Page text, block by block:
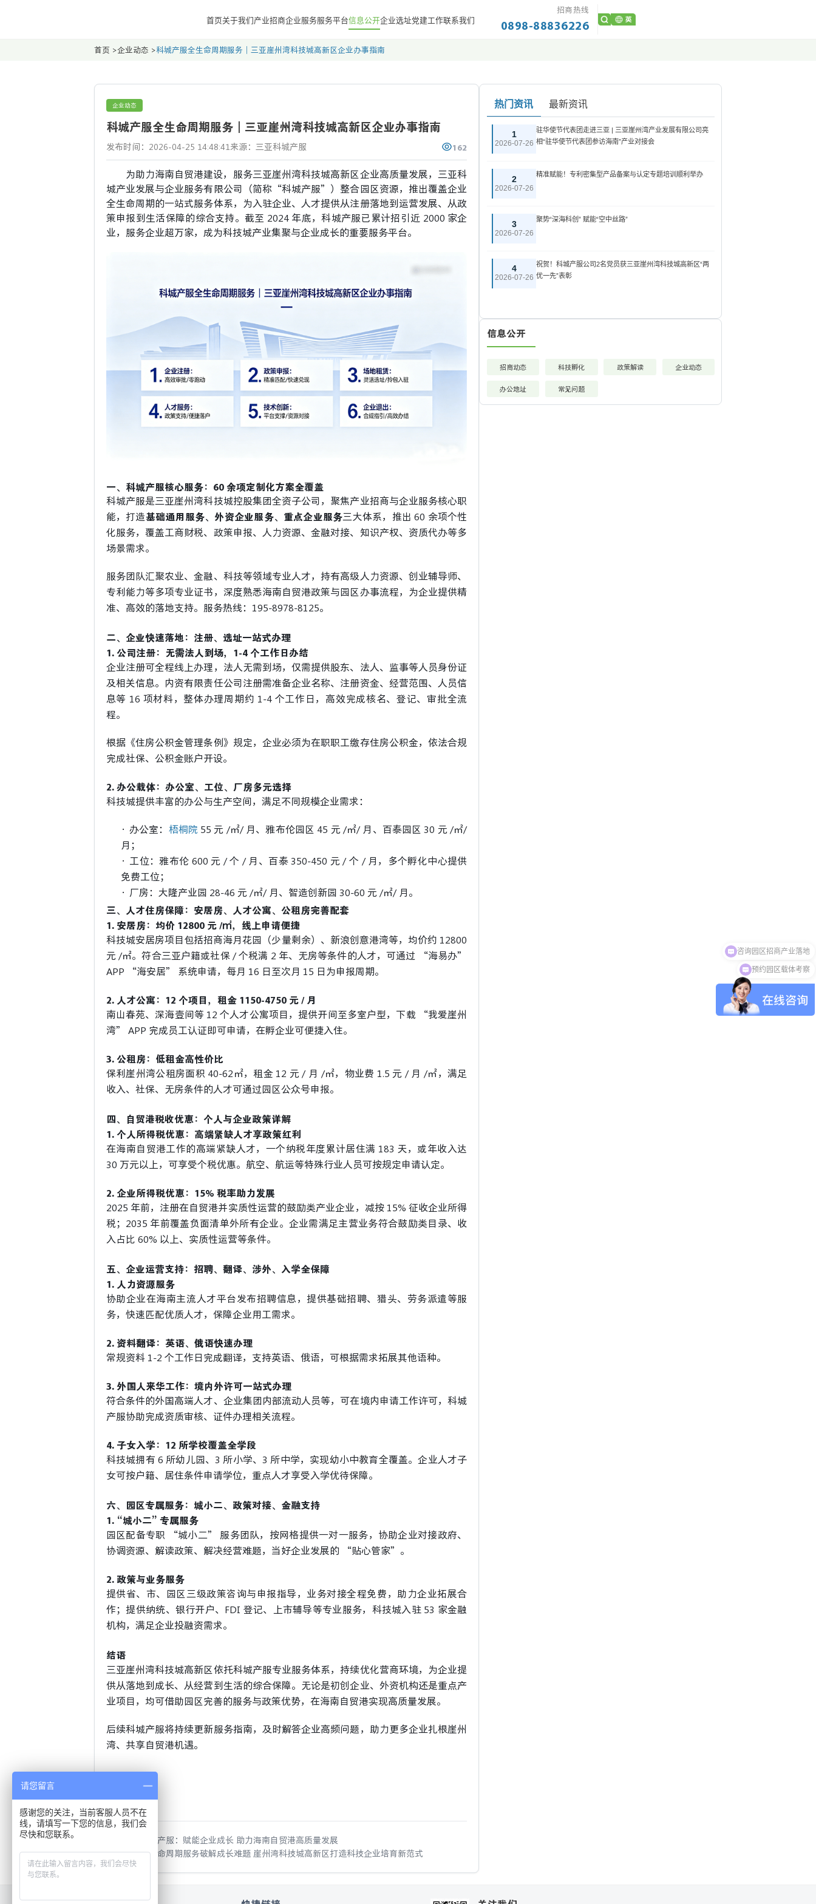
首页关于我们产业招商企业服务服务平台信息公开企业选址党建工作联系我们
招商热线
0898-88836226
首页 >企业动态 >科城产服全生命周期服务｜三亚崖州湾科技城高新区企业办事指南
企业动态
科城产服全生命周期服务｜三亚崖州湾科技城高新区企业办事指南
发布时间：2026-04-25 14:48:41 来源：三亚科城产服 162
为助力海南自贸港建设，服务三亚崖州湾科技城高新区企业高质量发展，三亚科
城产业发展与企业服务有限公司（简称“科城产服”）整合园区资源，推出覆盖企业
全生命周期的一站式服务体系，为入驻企业、人才提供从注册落地到运营发展、从政
策申报到生活保障的综合支持。截至 2024 年底，科城产服已累计招引近 2000 家企
业，服务企业超万家，成为科技城产业集聚与企业成长的重要服务平台。
一、科城产服核心服务：60 余项定制化方案全覆盖
科城产服是三亚崖州湾科技城控股集团全资子公司，聚焦产业招商与企业服务核心职
能，打造基础通用服务、外资企业服务、重点企业服务三大体系，推出 60 余项个性
化服务，覆盖工商财税、政策申报、人力资源、金融对接、知识产权、资质代办等多
场景需求。
服务团队汇聚农业、金融、科技等领域专业人才，持有高级人力资源、创业辅导师、
专利能力等多项专业证书，深度熟悉海南自贸港政策与园区办事流程，为企业提供精
准、高效的落地支持。服务热线：195-8978-8125。
二、企业快速落地：注册、选址一站式办理
1. 公司注册：无需法人到场，1-4 个工作日办结
企业注册可全程线上办理，法人无需到场，仅需提供股东、法人、监事等人员身份证
及相关信息。内资有限责任公司注册需准备企业名称、注册资金、经营范围、人员信
息等 16 项材料，整体办理周期约 1-4 个工作日，高效完成核名、登记、审批全流
程。
根据《住房公积金管理条例》规定，企业必须为在职职工缴存住房公积金，依法合规
完成社保、公积金账户开设。
2. 办公载体：办公室、工位、厂房多元选择
科技城提供丰富的办公与生产空间，满足不同规模企业需求：
· 办公室： 梧桐院 55 元 /㎡/ 月、雅布伦园区 45 元 /㎡/ 月、百泰园区 30 元 /㎡/
月；
·
工位：雅布伦 600 元 / 个 / 月、百泰 350-450 元 / 个 / 月，多个孵化中心提供
免费工位；
·
厂房：大隆产业园 28-46 元 /㎡/ 月、智造创新园 30-60 元 /㎡/ 月。
三、人才住房保障：安居房、人才公寓、公租房完善配套
1. 安居房：均价 12800 元 /㎡，线上申请便捷
科技城安居房项目包括招商海月花园（少量剩余）、新浪创意港湾等，均价约 12800
元 /㎡。符合三亚户籍或社保 / 个税满 2 年、无房等条件的人才，可通过 “海易办”
APP “海安居” 系统申请，每月 16 日至次月 15 日为申报周期。
2. 人才公寓：12 个项目，租金 1150-4750 元 / 月
南山春苑、深海壹间等 12 个人才公寓项目，提供开间至多室户型，下载 “我爱崖州
湾” APP 完成员工认证即可申请，在孵企业可便捷入住。
3. 公租房：低租金高性价比
保利崖州湾公租房面积 40-62㎡，租金 12 元 / 月 /㎡，物业费 1.5 元 / 月 /㎡，满足
收入、社保、无房条件的人才可通过园区公众号申报。
四、自贸港税收优惠：个人与企业政策详解
1. 个人所得税优惠：高端紧缺人才享政策红利
在海南自贸港工作的高端紧缺人才，一个纳税年度累计居住满 183 天，或年收入达
30 万元以上，可享受个税优惠。航空、航运等特殊行业人员可按规定申请认定。
2. 企业所得税优惠：15% 税率助力发展
2025 年前，注册在自贸港并实质性运营的鼓励类产业企业，减按 15% 征收企业所得
税；2035 年前覆盖负面清单外所有企业。企业需满足主营业务符合鼓励类目录、收
入占比 60% 以上、实质性运营等条件。
五、企业运营支持：招聘、翻译、涉外、入学全保障
1. 人力资源服务
协助企业在海南主流人才平台发布招聘信息，提供基础招聘、猎头、劳务派遣等服
务，快速匹配优质人才，保障企业用工需求。
2. 资料翻译：英语、俄语快速办理
常规资料 1-2 个工作日完成翻译，支持英语、俄语，可根据需求拓展其他语种。
3. 外国人来华工作：境内外许可一站式办理
符合条件的外国高端人才、企业集团内部流动人员等，可在境内申请工作许可，科城
产服协助完成资质审核、证件办理相关流程。
4. 子女入学：12 所学校覆盖全学段
科技城拥有 6 所幼儿园、3 所小学、3 所中学，实现幼小中教育全覆盖。企业人才子
女可按户籍、居住条件申请学位，重点人才享受入学优待保障。
六、园区专属服务：城小二、政策对接、金融支持
1. “城小二” 专属服务
园区配备专职 “城小二” 服务团队，按网格提供一对一服务，协助企业对接政府、
协调资源、解读政策、解决经营难题，当好企业发展的 “贴心管家”。
2. 政策与业务服务
提供省、市、园区三级政策咨询与申报指导，业务对接全程免费，助力企业拓展合
作；提供纳统、银行开户、FDI 登记、上市辅导等专业服务，科技城入驻 53 家金融
机构，满足企业投融资需求。
结语
三亚崖州湾科技城高新区依托科城产服专业服务体系，持续优化营商环境，为企业提
供从落地到成长、从经营到生活的综合保障。无论是初创企业、外资机构还是重点产
业项目，均可借助园区完善的服务与政策优势，在海南自贸港实现高质量发展。
后续科城产服将持续更新服务指南，及时解答企业高频问题，助力更多企业扎根崖州
湾、共享自贸港机遇。
科城产服：赋能企业成长 助力海南自贸港高质量发展
下一篇：全生命周期服务破解成长难题 崖州湾科技城高新区打造科技企业培育新范式
热门资讯 最新资讯
1
2026-07-26
驻华使节代表团走进三亚 | 三亚崖州湾产业发展有限公司亮
相“驻华使节代表团参访海南”产业对接会
2
2026-07-26
精准赋能！专利密集型产品备案与认定专题培训顺利举办
3
2026-07-26
聚势“深海科创” 赋能“空中丝路”
4
2026-07-26
祝贺！科城产服公司2名党员获三亚崖州湾科技城高新区“两
优一先”表彰
信息公开
招商动态 科技孵化 政策解读 企业动态
办公地址 常见问题
预约园区载体考察
请您留言
感谢您的关注，当前客服人员不在
线，请填写一下您的信息，我们会
尽快和您联系。